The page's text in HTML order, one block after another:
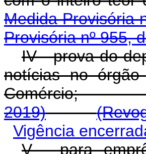
Medida Provisória
Provisória nº 955,
IV - prova do
notícias no
Comércio;
2019)
Vigência
V - para